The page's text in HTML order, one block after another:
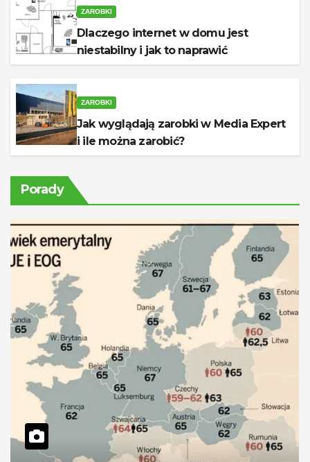
ZAROBKI
Dlaczego internet w domu jest
niestabilny i jak to naprawić
ZAROBKI
Jak wyglądają zarobki w Media Expert
i ile można zarobić?
Porady